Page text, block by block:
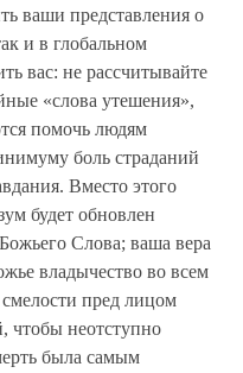
ваши представления о
и в глобальном
вас: не рассчитывайте
«слова утешения»,
помочь людям
боль страданий
Вместо этого
будет обновлен
Слова; ваша вера
владычество во всем
пред лицом
чтобы неотступно
была самым